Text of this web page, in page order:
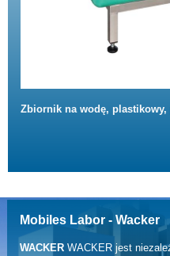
Zbiornik na wodę,
Mobiles Labor - Wacker
WACKERWACKER jest